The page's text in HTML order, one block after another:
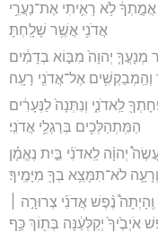
אֲמָ֣תְךָ֔ לֹ֥א רָאִ֛יתִי אֶת־נַעֲרֵ֥י
אֲדֹנִ֖י אֲשֶׁ֥ר שָׁלָֽחְתָּ׃
מְנָעֲךָ֤ יְהוָה֙ מִבּ֣וֹא בְדָמִ֔ים
וְהַֽמְבַקְשִׁ֥ים אֶל־אֲדֹנִ֖י רָעָֽה׃
לַֽאדֹנִ֑י וְנִתְּנָה֙ לַנְּעָרִ֔ים
הַמִּֽתְהַלְּכִ֖ים בְּרַגְלֵ֥י אֲדֹנִֽי׃
יְהוָ֨ה לַֽאדֹנִ֜י בַּ֣יִת נֶאֱמָ֗ן
לֹא־תִמָּצֵ֥א בְךָ֖ מִיָּמֶֽיךָ׃
נֶ֨פֶשׁ אֲדֹנִ֜י צְרוּרָ֣ה ׀
אֹיְבֶ֙יךָ֙ יְקַלְּעֶ֔נָּה בְּת֖וֹךְ כַּ֥ף